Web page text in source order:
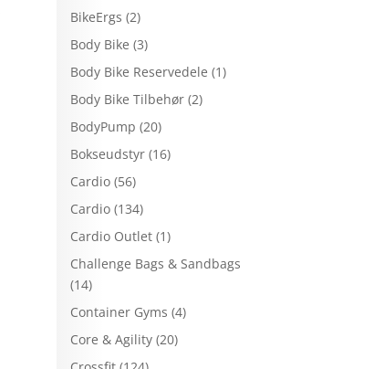
BikeErgs (2)
Body Bike (3)
Body Bike Reservedele (1)
Body Bike Tilbehør (2)
BodyPump (20)
Bokseudstyr (16)
Cardio (56)
Cardio (134)
Cardio Outlet (1)
Challenge Bags & Sandbags
(14)
Container Gyms (4)
Core & Agility (20)